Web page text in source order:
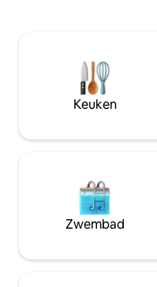
op zoek is naar een
een authentieke ruimte,
comfort samenkomen.
Keuken
Zwembad